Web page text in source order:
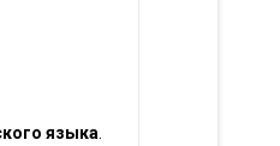
языка